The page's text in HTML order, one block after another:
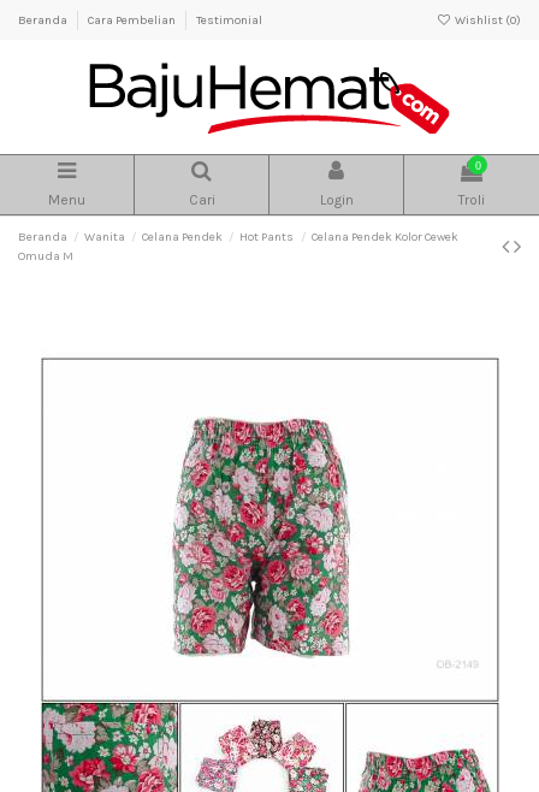
Beranda Cara Pembelian Testimonial Wishlist (0)
Menu Cari Login
0
Troli
Beranda Wanita Celana Pendek Hot Pants
Celana Pendek Kolor Cewek
Omuda M